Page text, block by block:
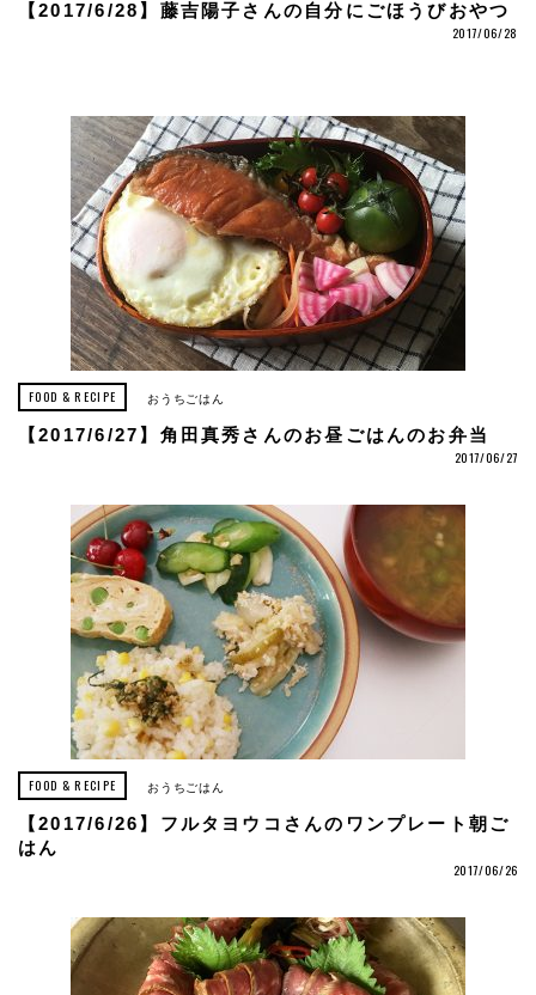
【2017/6/28】藤吉陽子さんの自分にごほうびおやつ
2017/06/28
FOOD & RECIPE おうちごはん
【2017/6/27】角田真秀さんのお昼ごはんのお弁当
2017/06/27
FOOD & RECIPE おうちごはん
【2017/6/26】フルタヨウコさんのワンプレート朝ご
はん
2017/06/26